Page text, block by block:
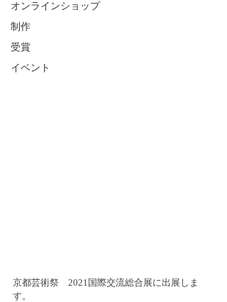
オンラインショップ
制作
受賞
イベント
京都芸術祭　2021国際交流総合展に出展しま
す。